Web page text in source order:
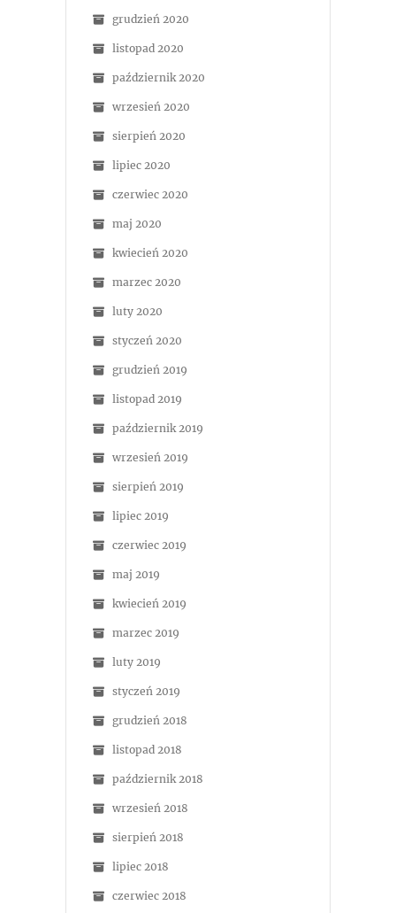
grudzień 2020
listopad 2020
październik 2020
wrzesień 2020
sierpień 2020
lipiec 2020
czerwiec 2020
maj 2020
kwiecień 2020
marzec 2020
luty 2020
styczeń 2020
grudzień 2019
listopad 2019
październik 2019
wrzesień 2019
sierpień 2019
lipiec 2019
czerwiec 2019
maj 2019
kwiecień 2019
marzec 2019
luty 2019
styczeń 2019
grudzień 2018
listopad 2018
październik 2018
wrzesień 2018
sierpień 2018
lipiec 2018
czerwiec 2018